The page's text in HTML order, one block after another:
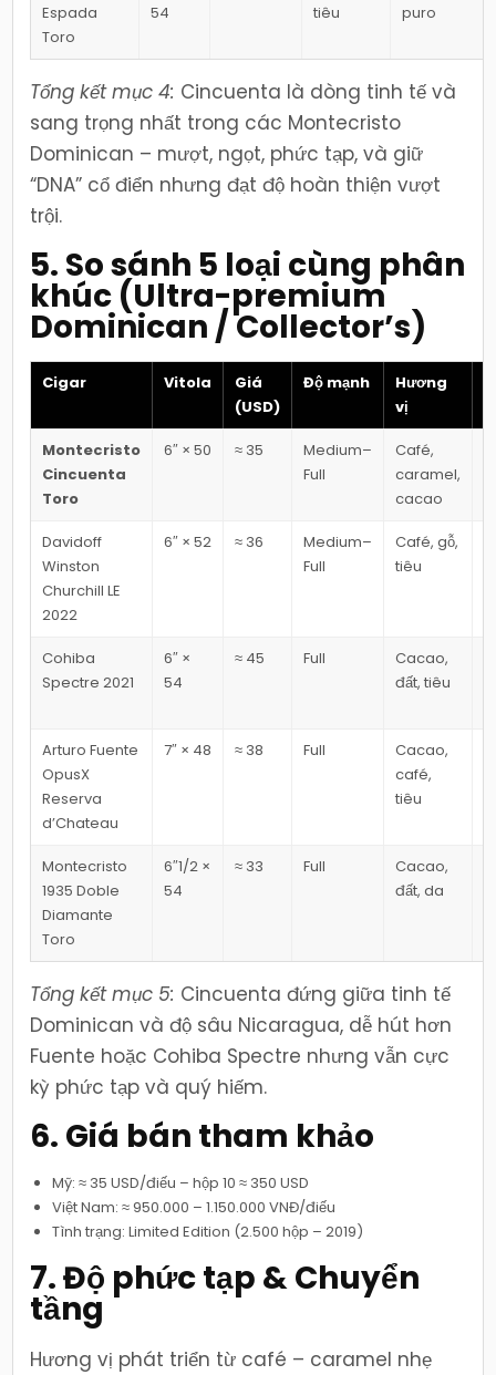
Espada
Toro
54
tiêu
puro
Tổng kết mục 4: Cincuenta là dòng tinh tế và
sang trọng nhất trong các Montecristo
Dominican – mượt, ngọt, phức tạp, và giữ
“DNA” cổ điển nhưng đạt độ hoàn thiện vượt
trội.
5. So sánh 5 loại cùng phân
khúc (Ultra-premium
Dominican / Collector’s)
Cigar Vitola
Giá
(USD)
Độ mạnh
Hương
vị
Montecristo
Cincuenta
Toro
6″ × 50 ≈ 35
Medium–
Full
Café,
caramel,
cacao
Davidoff
Winston
Churchill LE
2022
6″ × 52 ≈ 36
Medium–
Full
Café, gỗ,
tiêu
Cohiba
Spectre 2021
6″ ×
54
≈ 45 Full
Cacao,
đất, tiêu
Arturo Fuente
OpusX
Reserva
d’Chateau
7″ × 48 ≈ 38 Full
Cacao,
café,
tiêu
Montecristo
1935 Doble
Diamante
Toro
6″1/2 ×
54
≈ 33 Full
Cacao,
đất, da
Tổng kết mục 5: Cincuenta đứng giữa tinh tế
Dominican và độ sâu Nicaragua, dễ hút hơn
Fuente hoặc Cohiba Spectre nhưng vẫn cực
kỳ phức tạp và quý hiếm.
6. Giá bán tham khảo
Mỹ: ≈ 35 USD/điếu – hộp 10 ≈ 350 USD
Việt Nam: ≈ 950.000 – 1.150.000 VNĐ/điếu
Tình trạng: Limited Edition (2.500 hộp – 2019)
7. Độ phức tạp & Chuyển
tầng
Hương vị phát triển từ café – caramel nhẹ